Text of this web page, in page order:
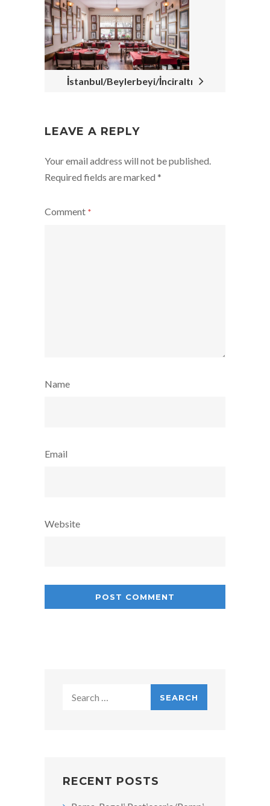
İstanbul/Beylerbeyi/İnciraltı
LEAVE A REPLY
Your email address will not be published.
Required fields are marked *
Comment *
Name
Email
Website
RECENT POSTS